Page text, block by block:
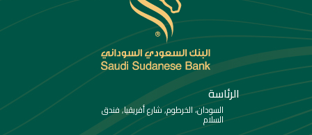
الرئاسة
السودان، الخرطوم, شارع أفريقيا, فندق
السلام